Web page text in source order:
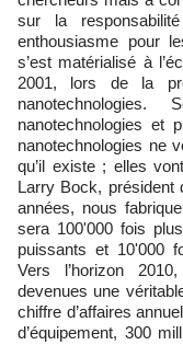
sur la
enthousiasme pour
s’est matérialisé à
2001, lors de la
nanotechnologies et
nanotechnologies ne
qu’il existe ; elles
Larry Bock, président
années, nous
sera 100'000 fois
puissants et 10'000
Vers l’horizon
devenues une
chiffre d’affaires
d’équipement, 300